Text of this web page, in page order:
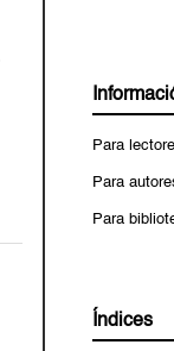
Para
Para
Para
Índices